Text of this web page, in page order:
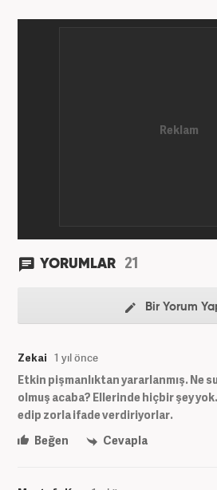
YORUMLAR 21
Bir Yorum
Zekai 1 yıl önce
Etkin pişmanlıktan yararlanmış. Ne
olmuş acaba? Ellerinde hiçbir şey
edip zorla ifade verdiriyorlar.
Beğen
Cevapla